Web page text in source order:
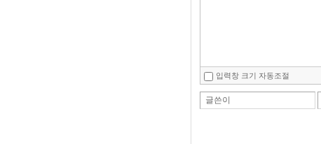
입력창 크기 자동조절
글쓴이